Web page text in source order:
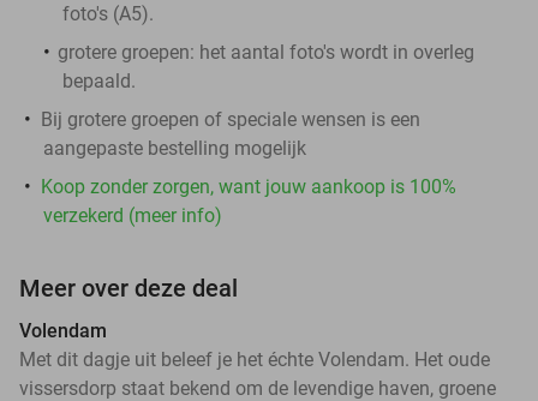
foto's (A5).
grotere groepen: het aantal foto's wordt in overleg
bepaald.
Bij grotere groepen of speciale wensen is een
aangepaste bestelling mogelijk
Koop zonder zorgen, want jouw aankoop is 100%
verzekerd (meer info)
Meer over deze deal
Volendam
Met dit dagje uit beleef je het échte Volendam. Het oude
vissersdorp staat bekend om de levendige haven, groene